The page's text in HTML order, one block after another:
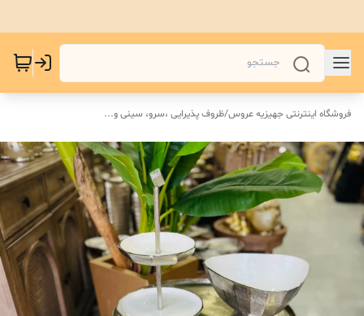
فروشگاه اینترنتی جهیزیه عروس/ظروف پذیرایی ،سرو، سینی و‌...